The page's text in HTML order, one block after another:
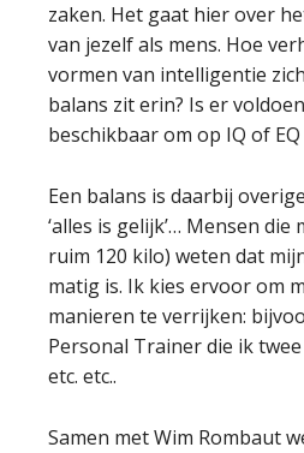
zaken. Het gaat hier over
van jezelf als mens. Hoe
vormen van intelligentie
balans zit erin? Is er
beschikbaar om op IQ of
Een balans is daarbij
‘alles is gelijk’… Mensen
ruim 120 kilo) weten dat
matig is. Ik kies ervoor om
manieren te verrijken:
Personal Trainer die ik
etc. etc..
Samen met Wim Rombaut